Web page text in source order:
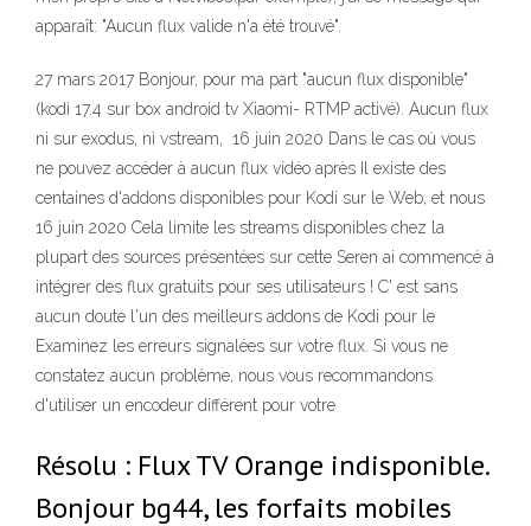
apparaît: "Aucun flux valide n'a été trouvé".
27 mars 2017 Bonjour, pour ma part "aucun flux disponible"
(kodi 17.4 sur box android tv Xiaomi- RTMP activé). Aucun flux
ni sur exodus, ni vstream, 16 juin 2020 Dans le cas où vous
ne pouvez accéder à aucun flux vidéo après Il existe des
centaines d'addons disponibles pour Kodi sur le Web, et nous
16 juin 2020 Cela limite les streams disponibles chez la
plupart des sources présentées sur cette Seren ai commencé à
intégrer des flux gratuits pour ses utilisateurs ! C' est sans
aucun doute l'un des meilleurs addons de Kodi pour le
Examinez les erreurs signalées sur votre flux. Si vous ne
constatez aucun problème, nous vous recommandons
d'utiliser un encodeur différent pour votre
Résolu : Flux TV Orange indisponible.
Bonjour bg44, les forfaits mobiles